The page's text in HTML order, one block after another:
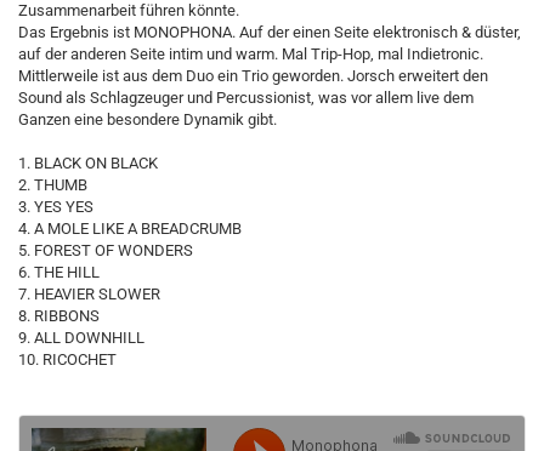
Zusammenarbeit führen könnte.
Das Ergebnis ist MONOPHONA. Auf der einen Seite elektronisch & düster,
auf der anderen Seite intim und warm. Mal Trip-Hop, mal Indietronic.
Mittlerweile ist aus dem Duo ein Trio geworden. Jorsch erweitert den
Sound als Schlagzeuger und Percussionist, was vor allem live dem
Ganzen eine besondere Dynamik gibt.
1. BLACK ON BLACK
2. THUMB
3. YES YES
4. A MOLE LIKE A BREADCRUMB
5. FOREST OF WONDERS
6. THE HILL
7. HEAVIER SLOWER
8. RIBBONS
9. ALL DOWNHILL
10. RICOCHET